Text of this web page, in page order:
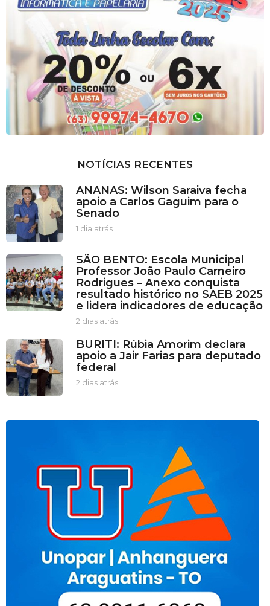
NOTÍCIAS RECENTES
ANANÁS: Wilson Saraiva fecha
apoio a Carlos Gaguim para o
Senado
1 dia atrás1
a
a
t
r
á
s
SÃO BENTO: Escola Municipal
Professor João Paulo Carneiro
Rodrigues – Anexo conquista
resultado histórico no SAEB 2025
e lidera indicadores de educação
2 dias atrás2
i
a
BURITI: Rúbia Amorim declara
apoio a Jair Farias para deputado
federal
2 dias atrás2
r
s